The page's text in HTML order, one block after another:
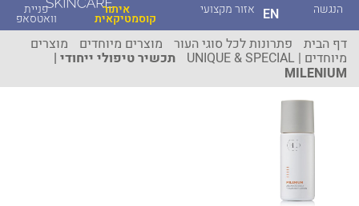
פניית
וואטסאפ
איתור
קוסמטיקאית
אזור מקצועי EN הנגשה
דף הבית פתרונות לכל סוגי העור מוצרים מיוחדים מוצרים
מיוחדים | UNIQUE & SPECIAL תכשיר טיפולי ייחודי |
MILENIUM